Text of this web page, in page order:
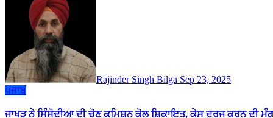
Rajinder Singh Bilga Sep 23, 2025
ਪੰਜਾਬ
ਜਾਖੜ ਨੇ ਸਿੰਸੋਦੀਆ ਦੀ ਚੋਣ ਕਮਿਸ਼ਨ ਕੋਲ ਸ਼ਿਕਾਇਤ, ਕੇਸ ਦਰਜ ਕਰਨ ਦੀ